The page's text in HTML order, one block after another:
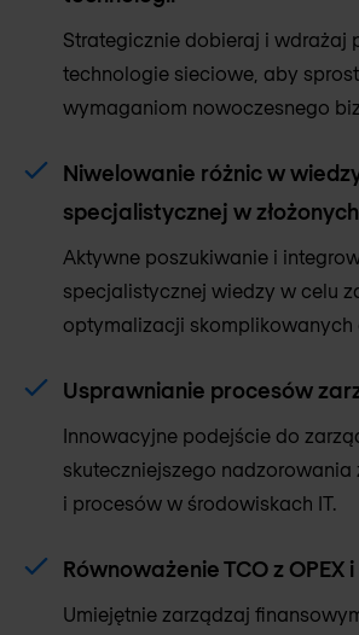
Strategicznie dobieraj i wdrażaj
technologie sieciowe, aby
wymaganiom nowoczesnego
Niwelowanie różnic w
specjalistycznej w
Aktywne poszukiwanie i
specjalistycznej wiedzy w celu
optymalizacji skomplikowanych
Usprawnianie procesów
Innowacyjne podejście do
skuteczniejszego nadzorowania
i procesów w środowiskach IT.
Równoważenie TCO z OPEX i
Umiejętnie zarządzaj